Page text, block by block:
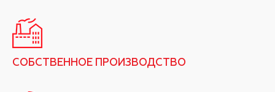
СОБСТВЕННОЕ ПРОИЗВОДСТВО